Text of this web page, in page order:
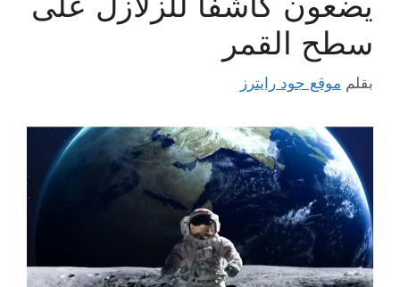
سطح القمر
بقلم موقع جود رايترز